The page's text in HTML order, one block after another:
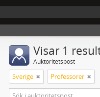
Visar 1
Auktoritetspost
Sverige Professorer